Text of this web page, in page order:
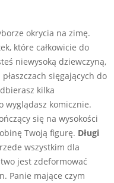
okrycia na zimę.
które całkowicie do
niewysoką dziewczyną,
sięgających do
kilka
wyglądasz komicznie.
się na wysokości
Twoją figurę. Długi
wszystkim dla
jest zdeformować
Panie mające czym